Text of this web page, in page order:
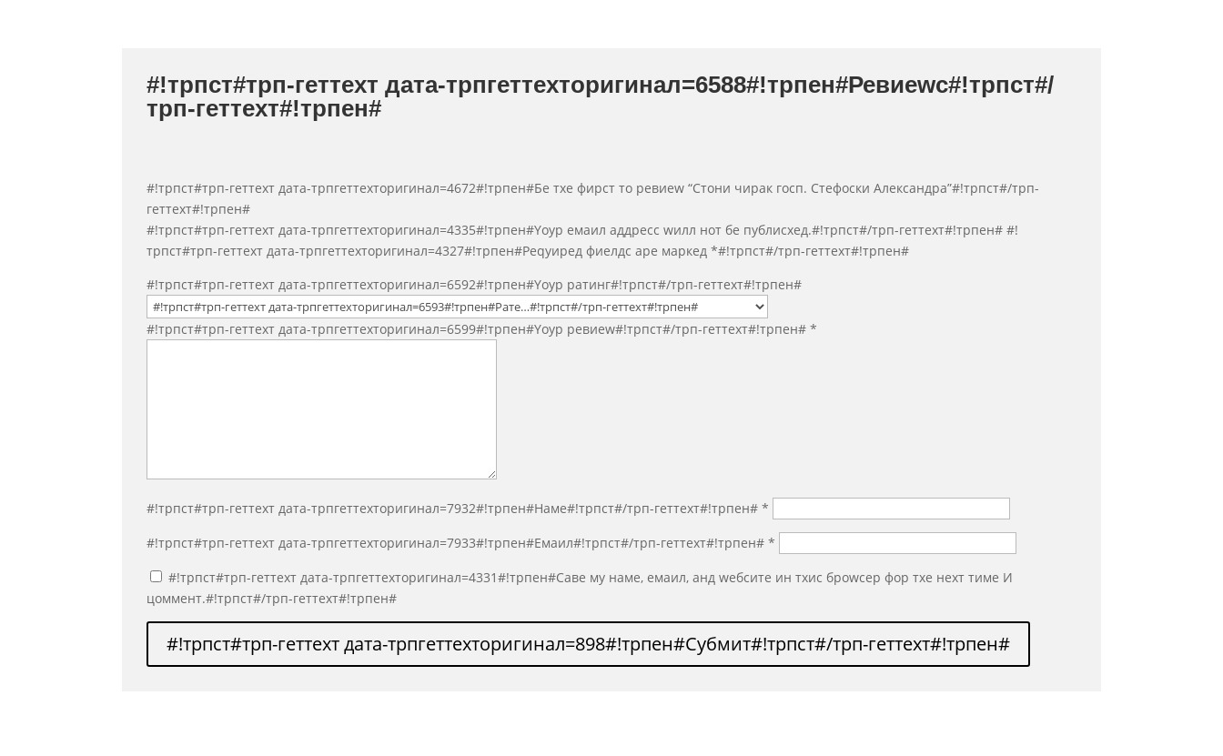
#!трпст#трп-геттеxт дата-трпгеттеxторигинал=6588#!трпен#Ревиеwс#!трпст#/
трп-геттеxт#!трпен#
#!трпст#трп-геттеxт дата-трпгеттеxторигинал=4672#!трпен#Бе тхе фирст то ревиеw “Стони чирак госп. Стефоски Александра”#!трпст#/трп-
геттеxт#!трпен#
#!трпст#трп-геттеxт дата-трпгеттеxторигинал=4335#!трпен#Yоур емаил аддресс wилл нот бе публисхед.#!трпст#/трп-геттеxт#!трпен# #!
трпст#трп-геттеxт дата-трпгеттеxторигинал=4327#!трпен#Реqуиред фиелдс аре маркед*#!трпст#/трп-геттеxт#!трпен#
#!трпст#трп-геттеxт дата-трпгеттеxторигинал=6592#!трпен#Yоур ратинг#!трпст#/трп-геттеxт#!трпен#
#!трпст#трп-геттеxт дата-трпгеттеxторигинал=6599#!трпен#Yоур ревиеw#!трпст#/трп-геттеxт#!трпен#*
#!трпст#трп-геттеxт дата-трпгеттеxторигинал=7932#!трпен#Наме#!трпст#/трп-геттеxт#!трпен#*
#!трпст#трп-геттеxт дата-трпгеттеxторигинал=7933#!трпен#Емаил#!трпст#/трп-геттеxт#!трпен#*
#!трпст#трп-геттеxт дата-трпгеттеxторигинал=4331#!трпен#Саве мy наме, емаил, анд wебсите ин тхис броwсер фор тхе неxт тиме И
цоммент.#!трпст#/трп-геттеxт#!трпен#
#!трпст#трп-геттеxт дата-трпгеттеxторигинал=898#!трпен#Субмит#!трпст#/трп-геттеxт#!трпен#